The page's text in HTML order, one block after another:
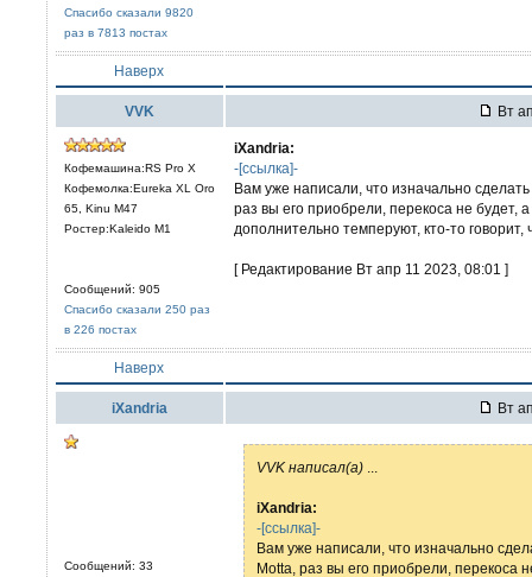
Спасибо сказали 9820
раз в 7813 постах
Наверх
VVK Вт
Кофемашина:RS Pro X
Кофемолка:Eureka XL Oro
65, Kinu M47
Ростер:Kaleido M1
Сообщений: 905
Спасибо сказали 250 раз
в 226 постах
iXandria:
-[ссылка]-
Вам уже написали, что изначально
раз вы его приобрели, перекоса не будет,
дополнительно темперуют, кто-то
[ Редактирование Вт апр 11 2023, 08:01 ]
Наверх
iXandria Вт
Сообщений: 33
VVK написал(а)
iXandria:
-[ссылка]-
Вам уже написали, что изначально
Motta, раз вы его приобрели, перекоса